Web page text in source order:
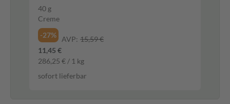
40 g
Creme
-27%
AVP: 15,59 €
11,45 €
286,25 € / 1 kg
sofort lieferbar